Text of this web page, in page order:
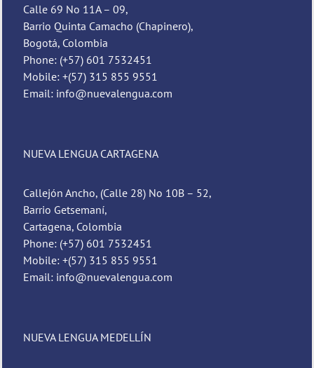
Calle 69 No 11A – 09,
Barrio Quinta Camacho (Chapinero),
Bogotá, Colombia
Phone: (+57) 601 7532451
Mobile: +(57) 315 855 9551
Email: info@nuevalengua.com
NUEVA LENGUA CARTAGENA
Callejón Ancho, (Calle 28) No 10B – 52,
Barrio Getsemaní,
Cartagena, Colombia
Phone: (+57) 601 7532451
Mobile: +(57) 315 855 9551
Email: info@nuevalengua.com
NUEVA LENGUA MEDELLÍN